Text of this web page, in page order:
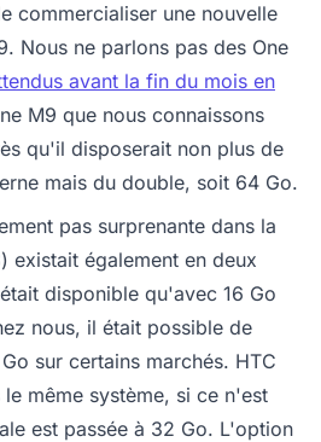
commercialiser une nouvelle
Nous ne parlons pas des One
avant la fin du mois en
M9 que nous connaissons
qu'il disposerait non plus de
mais du double, soit 64 Go.
pas surprenante dans la
existait également en deux
disponible qu'avec 16 Go
nous, il était possible de
sur certains marchés. HTC
même système, si ce n'est
est passée à 32 Go. L'option